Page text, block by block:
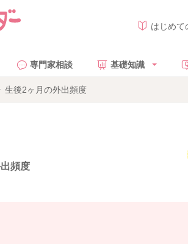
はじめて
専門家相談 基礎知識
生後2ヶ月の外出頻度
頻度